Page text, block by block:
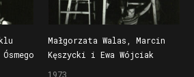
Małgorzata Walas, Marcin
Kęszycki i Ewa Wójciak
Małgorzata Walas, Marcin
Kęszycki i Ewa Wójciak
1973